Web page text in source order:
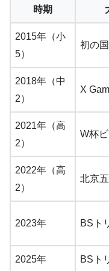
時期
2015年（小
5）
初の
2018年（中
2）
X
2021年（高
2）
W杯
2022年（高
2）
北京
2023年 BSト
2025年 BSト